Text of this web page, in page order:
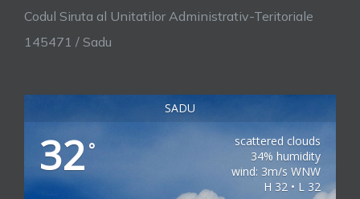
Codul Siruta al Unitatilor Administrativ-Teritoriale
145471 / Sadu
SADU
32 °
scattered clouds
34% humidity
wind: 3m/s WNW
H 32 • L 32